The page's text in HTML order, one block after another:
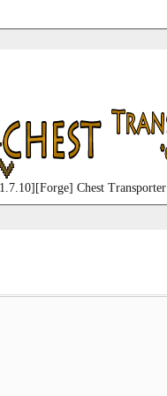
Chest Transporter